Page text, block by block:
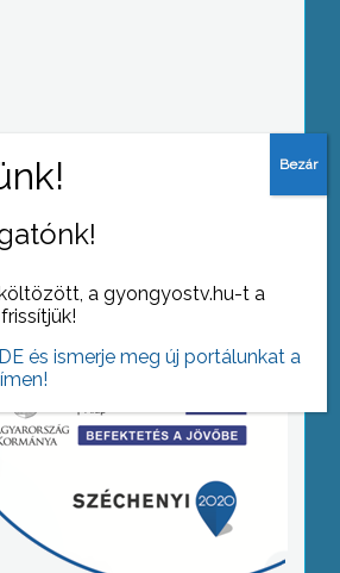
az archívumra
a gyongyostv.hu-t a
és ismerje meg új portálunkat a